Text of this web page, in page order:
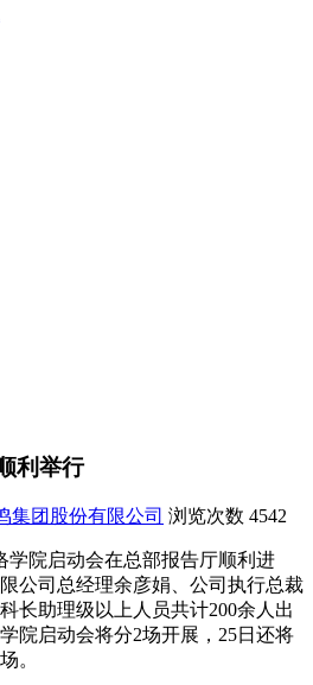
利举行
集团股份有限公司 浏览次数 4542
院启动会在总部报告厅顺利进
公司总经理余彦娟、公司执行总裁
长助理级以上人员共计200余人出
院启动会将分2场开展，25日还将
。